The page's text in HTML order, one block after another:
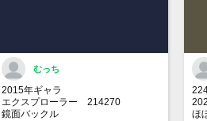
むっち
2015年ギャラ
エクスプローラー 214270
鏡面バックル
ほ